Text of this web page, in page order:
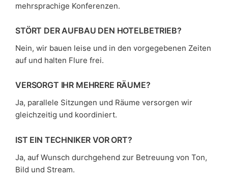
mehrsprachige Konferenzen.
STÖRT DER AUFBAU DEN HOTELBETRIEB?
Nein, wir bauen leise und in den vorgegebenen Zeiten
auf und halten Flure frei.
VERSORGT IHR MEHRERE RÄUME?
Ja, parallele Sitzungen und Räume versorgen wir
gleichzeitig und koordiniert.
IST EIN TECHNIKER VOR ORT?
Ja, auf Wunsch durchgehend zur Betreuung von Ton,
Bild und Stream.